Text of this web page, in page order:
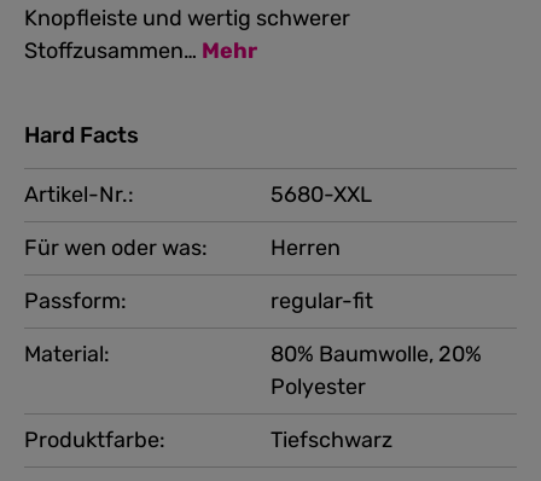
Knopfleiste und wertig schwerer
Stoffzusammen… Mehr
Hard Facts
Artikel-Nr.:
5680-XXL
Für wen oder was:
Herren
Produktfarbe:
Tiefschwarz
Passform:
regular-fit
Material:
80% Baumwolle, 20%
Polyester